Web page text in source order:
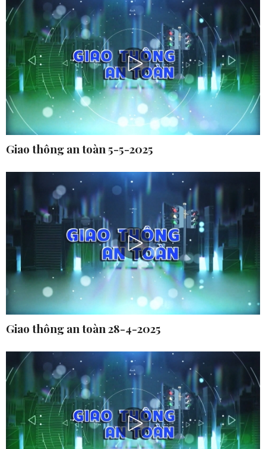
Giao thông an toàn 5-5-2025
Giao thông an toàn 28-4-2025